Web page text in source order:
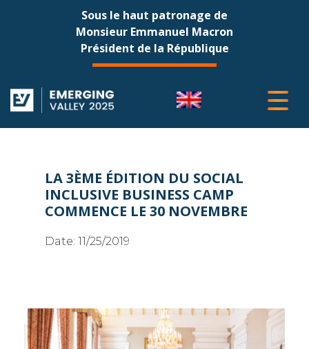
Sous le haut patronage de
Monsieur Emmanuel Macron
Président de la République
LA 3ÈME ÉDITION DU SOCIAL
INCLUSIVE BUSINESS CAMP
COMMENCE LE 30 NOVEMBRE
Date: 11/25/2019